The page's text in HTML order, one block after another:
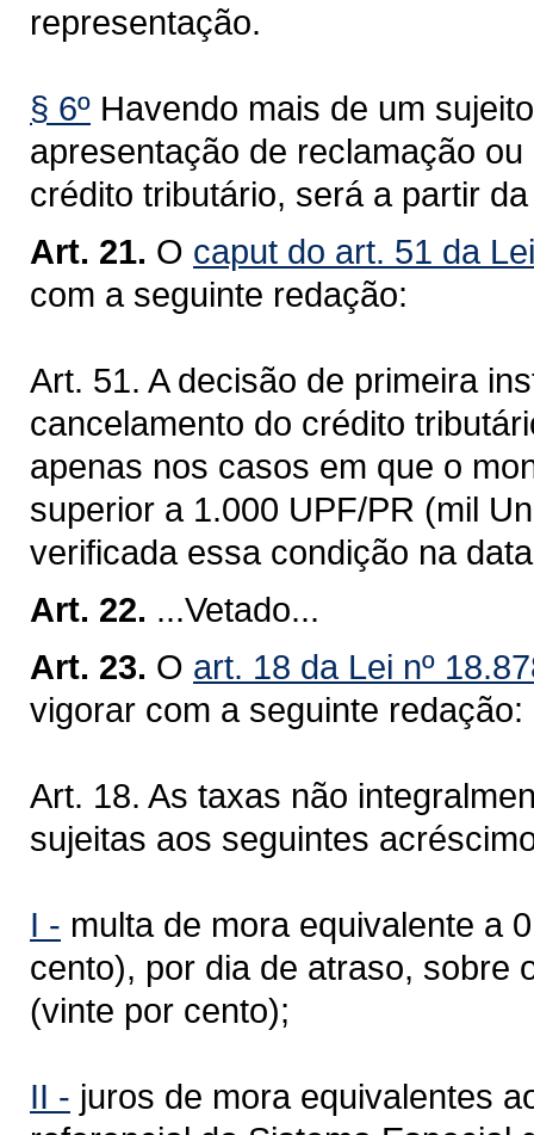
representação.
§ 6º Havendo mais de um
apresentação de reclamação
crédito tributário, será a partir
Art. 21. O caput do art. 51 da
com a seguinte redação:
Art. 51. A decisão de primeira
cancelamento do crédito
apenas nos casos em que o
superior a 1.000 UPF/PR (mil
verificada essa condição na
Art. 22. ...Vetado...
Art. 23. O art. 18 da Lei nº
vigorar com a seguinte redação:
Art. 18. As taxas não
sujeitas aos seguintes
I - multa de mora equivalente a
cento), por dia de atraso, sobre
(vinte por cento);
II - juros de mora equivalentes